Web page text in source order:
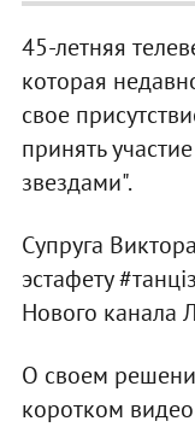
45-летняя
которая
свое
принять
звездами".
Супруга
эстафету
Нового канала
О своем
коротком